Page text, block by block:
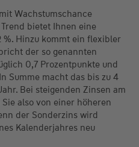
Wachstumschance
bietet Ihnen eine
%. Hinzu kommt ein flexibler
der so genannten
0,7 Prozentpunkte und
Summe macht das bis zu 4
Bei steigenden Zinsen am
also von einer höheren
der Sonderzins wird
Kalenderjahres neu